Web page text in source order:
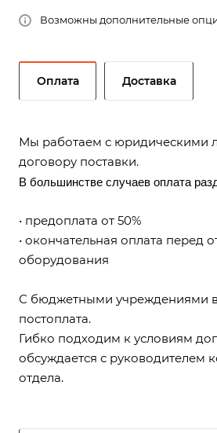
Возможны дополнительные
Оплата Доставка
Мы работаем с юридическими
договору поставки.
В большинстве случаев оплата
• предоплата от 50%
• окончательная оплата перед
оборудования
С бюджетными учреждениями
постоплата.
Гибко подходим к условиям
обсуждается с руководителем
отдела.